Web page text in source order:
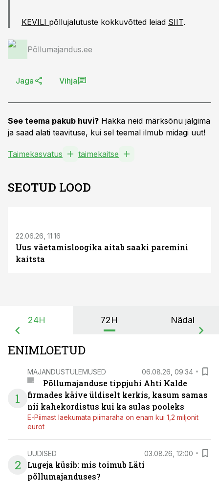
KEVILI põllujalutuste kokkuvõtted leiad SIIT.
Põllumajandus.ee
Jaga Vihja
See teema pakub huvi? Hakka neid märksõnu jälgima
ja saad alati teavituse, kui sel teemal ilmub midagi uut!
Taimekasvatus taimekaitse
SEOTUD LOOD
22.06.26, 11:16
Uus väetamisloogika aitab saaki paremini
kaitsta
24H 72H Nädal
ENIMLOETUD
1
MAJANDUSTULEMUSED 06.08.26, 09:34
Põllumajanduse tippjuhi Ahti Kalde
firmades käive üldiselt kerkis, kasum samas
nii kahekordistus kui ka sulas pooleks
E-Piimast laekumata piimaraha on enam kui 1,2 miljonit
eurot
2
UUDISED 03.08.26, 12:00
Lugeja küsib: mis toimub Läti
põllumajanduses?